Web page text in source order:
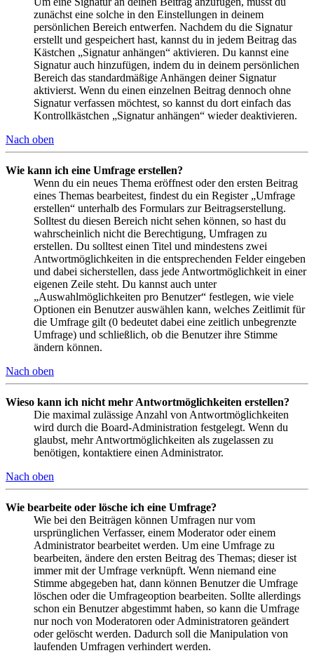
zunächst eine solche in den Einstellungen in deinem
persönlichen Bereich entwerfen. Nachdem du die Signatur
erstellt und gespeichert hast, kannst du in jedem Beitrag das
Kästchen „Signatur anhängen“ aktivieren. Du kannst eine
Signatur auch hinzufügen, indem du in deinem persönlichen
Bereich das standardmäßige Anhängen deiner Signatur
aktivierst. Wenn du einen einzelnen Beitrag dennoch ohne
Signatur verfassen möchtest, so kannst du dort einfach das
Kontrollkästchen „Signatur anhängen“ wieder deaktivieren.
Nach oben
Wie kann ich eine Umfrage erstellen?
Wenn du ein neues Thema eröffnest oder den ersten Beitrag
eines Themas bearbeitest, findest du ein Register „Umfrage
erstellen“ unterhalb des Formulars zur Beitragserstellung.
Solltest du diesen Bereich nicht sehen können, so hast du
wahrscheinlich nicht die Berechtigung, Umfragen zu
erstellen. Du solltest einen Titel und mindestens zwei
Antwortmöglichkeiten in die entsprechenden Felder eingeben
und dabei sicherstellen, dass jede Antwortmöglichkeit in einer
eigenen Zeile steht. Du kannst auch unter
„Auswahlmöglichkeiten pro Benutzer“ festlegen, wie viele
Optionen ein Benutzer auswählen kann, welches Zeitlimit für
die Umfrage gilt (0 bedeutet dabei eine zeitlich unbegrenzte
Umfrage) und schließlich, ob die Benutzer ihre Stimme
ändern können.
Nach oben
Wieso kann ich nicht mehr Antwortmöglichkeiten erstellen?
Die maximal zulässige Anzahl von Antwortmöglichkeiten
wird durch die Board-Administration festgelegt. Wenn du
glaubst, mehr Antwortmöglichkeiten als zugelassen zu
benötigen, kontaktiere einen Administrator.
Nach oben
Wie bearbeite oder lösche ich eine Umfrage?
Wie bei den Beiträgen können Umfragen nur vom
ursprünglichen Verfasser, einem Moderator oder einem
Administrator bearbeitet werden. Um eine Umfrage zu
bearbeiten, ändere den ersten Beitrag des Themas; dieser ist
immer mit der Umfrage verknüpft. Wenn niemand eine
Stimme abgegeben hat, dann können Benutzer die Umfrage
löschen oder die Umfrageoption bearbeiten. Sollte allerdings
schon ein Benutzer abgestimmt haben, so kann die Umfrage
nur noch von Moderatoren oder Administratoren geändert
oder gelöscht werden. Dadurch soll die Manipulation von
laufenden Umfragen verhindert werden.